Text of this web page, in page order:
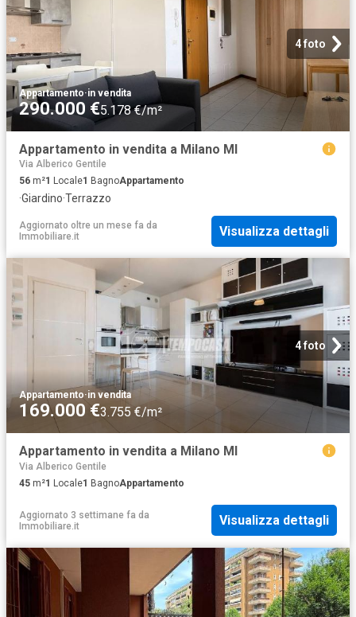
4 foto
Appartamento·in vendita
290.000 €5.178 €/m²
Appartamento in vendita a Milano MI
Via Alberico Gentile
56 m²1 Locale1 BagnoAppartamento
·Giardino·Terrazzo
Aggiornato oltre un mese fa da
Immobiliare.it
Visualizza dettagli
4 foto
Appartamento·in vendita
169.000 €3.755 €/m²
Appartamento in vendita a Milano MI
Via Alberico Gentile
45 m²1 Locale1 BagnoAppartamento
Aggiornato 3 settimane fa da
Immobiliare.it
Visualizza dettagli